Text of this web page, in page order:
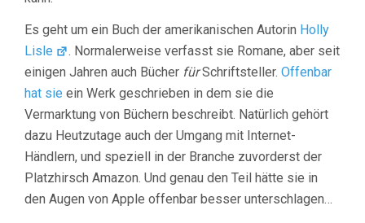
Es geht um ein Buch der amerikanischen Autorin Holly
Lisle
. Normalerweise verfasst sie Romane, aber seit
einigen Jahren auch Bücher fürSchriftsteller. Offenbar
hat sie ein Werk geschrieben in dem sie die
Vermarktung von Büchern beschreibt. Natürlich gehört
dazu Heutzutage auch der Umgang mit Internet-
Händlern, und speziell in der Branche zuvorderst der
Platzhirsch Amazon. Und genau den Teil hätte sie in
den Augen von Apple offenbar besser unterschlagen…